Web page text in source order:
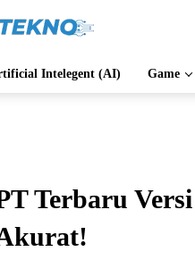
Intelegent (AI) Game
Terbaru